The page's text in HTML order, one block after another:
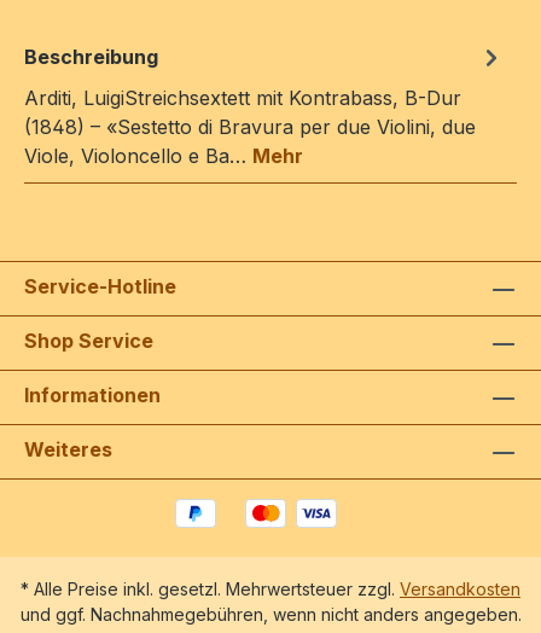
Beschreibung
Arditi, LuigiStreichsextett mit Kontrabass, B-Dur
(1848) – «Sestetto di Bravura per due Violini, due
Viole, Violoncello e Ba… Mehr
Service-Hotline
Shop Service
Informationen
Weiteres
* Alle Preise inkl. gesetzl. Mehrwertsteuer zzgl. Versandkosten
und ggf. Nachnahmegebühren, wenn nicht anders angegeben.